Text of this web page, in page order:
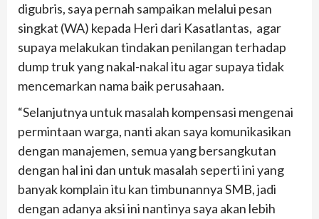
digubris, saya pernah sampaikan melalui pesan
singkat (WA) kepada Heri dari Kasatlantas, agar
supaya melakukan tindakan penilangan terhadap
dump truk yang nakal-nakal itu agar supaya tidak
mencemarkan nama baik perusahaan.
“Selanjutnya untuk masalah kompensasi mengenai
permintaan warga, nanti akan saya komunikasikan
dengan manajemen, semua yang bersangkutan
dengan hal ini dan untuk masalah seperti ini yang
banyak komplain itu kan timbunannya SMB, jadi
dengan adanya aksi ini nantinya saya akan lebih